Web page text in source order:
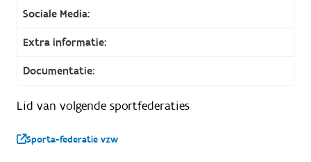
Sociale Media:
Extra informatie:
Documentatie:
Lid van volgende sportfederaties
Sporta-federatie vzw